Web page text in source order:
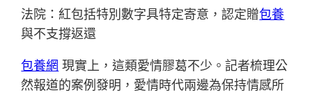
法院：紅包括特別數字具特定寄意，認定贈包養
與不支撐返還
包養網 現實上，這類愛情膠葛不少。記者梳理公
然報道的案例發明，愛情時代兩邊為保持情感所